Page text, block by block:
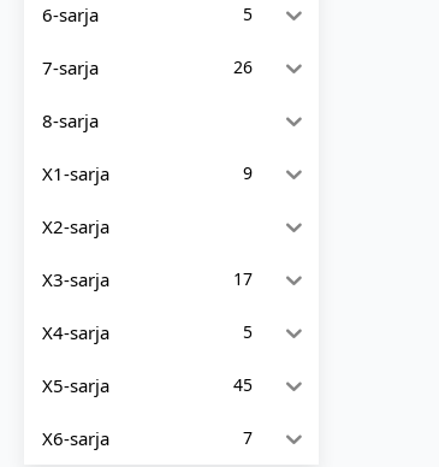
6-sarja 5
7-sarja 26
8-sarja
X1-sarja 9
X2-sarja
X3-sarja 17
X4-sarja 5
X5-sarja 45
X6-sarja 7